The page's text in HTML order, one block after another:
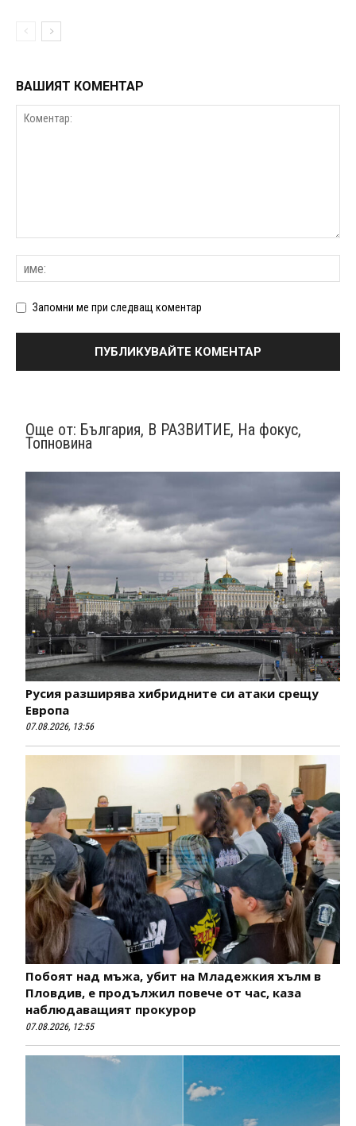
ВАШИЯТ КОМЕНТАР
Запомни ме при следващ коментар
Още от: България, В РАЗВИТИЕ, На фокус,
Топновина
Русия разширява хибридните си атаки срещу
Европа
07.08.2026, 13:56
Побоят над мъжа, убит на Младежкия хълм в
Пловдив, е продължил повече от час, каза
наблюдаващият прокурор
07.08.2026, 12:55